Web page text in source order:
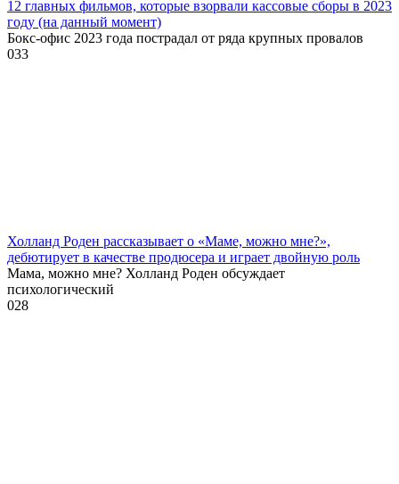
12 главных фильмов, которые взорвали кассовые сборы в 2023
году (на данный момент)
Бокс-офис 2023 года пострадал от ряда крупных провалов
033
Холланд Роден рассказывает о «Маме, можно мне?»,
дебютирует в качестве продюсера и играет двойную роль
Мама, можно мне? Холланд Роден обсуждает
психологический
028